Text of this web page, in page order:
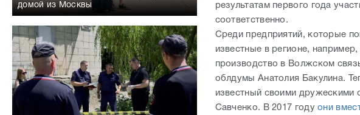
домой из Москвы
результатам первого года
соответственно.
Среди предприятий, которые
известные в регионе, например,
производство в Волжском
облдумы Анатолия Бакулина.
известный своими
Савченко. В 2017 годуони